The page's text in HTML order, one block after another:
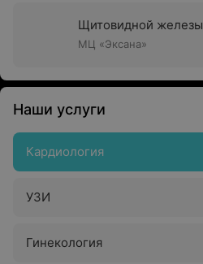
Щитовидной железы
МЦ «Эксана»
Наши услуги
Кардиология
УЗИ
Гинекология